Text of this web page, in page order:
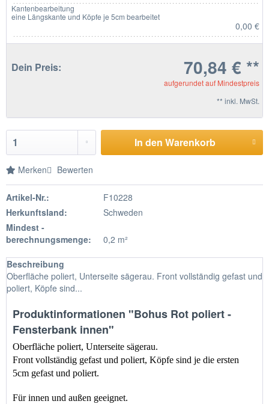
Kantenbearbeitung
eine Längskante und Köpfe je 5cm bearbeitet
0,00 €
Dein Preis: 70,84 € **
aufgerundet auf Mindestpreis
** inkl. MwSt.
In den Warenkorb
Merken Bewerten
Artikel-Nr.:
F10228
Herkunftsland:
Schweden
Mindest -
berechnungsmenge:
0,2 m²
Beschreibung
Oberfläche poliert, Unterseite sägerau. Front vollständig gefast und
poliert, Köpfe sind...
Produktinformationen "Bohus Rot poliert -
Fensterbank innen"
Oberfläche poliert, Unterseite sägerau.
Front vollständig gefast und poliert, Köpfe sind je die ersten
5cm gefast und poliert.
Für innen und außen geeignet.